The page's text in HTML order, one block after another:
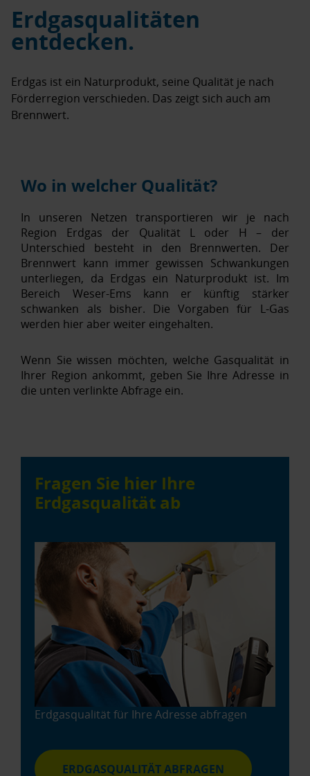
Erdgasqualitäten
entdecken.
Erdgas ist ein Naturprodukt, seine Qualität je nach
Förderregion verschieden. Das zeigt sich auch am
Brennwert.
Wo in welcher Qualität?
In unseren Netzen transportieren wir je nach
Region Erdgas der Qualität L oder H – der
Unterschied besteht in den Brennwerten. Der
Brennwert kann immer gewissen Schwankungen
unterliegen, da Erdgas ein Naturprodukt ist. Im
Bereich Weser-Ems kann er künftig stärker
schwanken als bisher. Die Vorgaben für L-Gas
werden hier aber weiter eingehalten.
Wenn Sie wissen möchten, welche Gasqualität in
Ihrer Region ankommt, geben Sie Ihre Adresse in
die unten verlinkte Abfrage ein.
Fragen Sie hier Ihre
Erdgasqualität ab
Erdgasqualität für Ihre Adresse abfragen
ERDGASQUALITÄT ABFRAGEN